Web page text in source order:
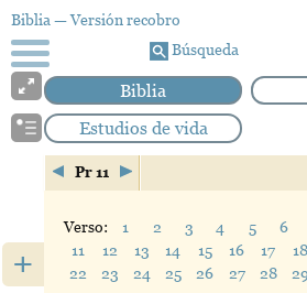
Biblia — Versión recobro
Búsqueda
Biblia
Estudios de vida
+
Pr 11
Verso: 1 2 3 4 5 6
11
12 13 14 15 16 17 18
22
23 24 25 26 27 28